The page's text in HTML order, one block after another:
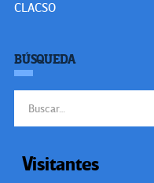
CLACSO
BÚSQUEDA
Visitantes